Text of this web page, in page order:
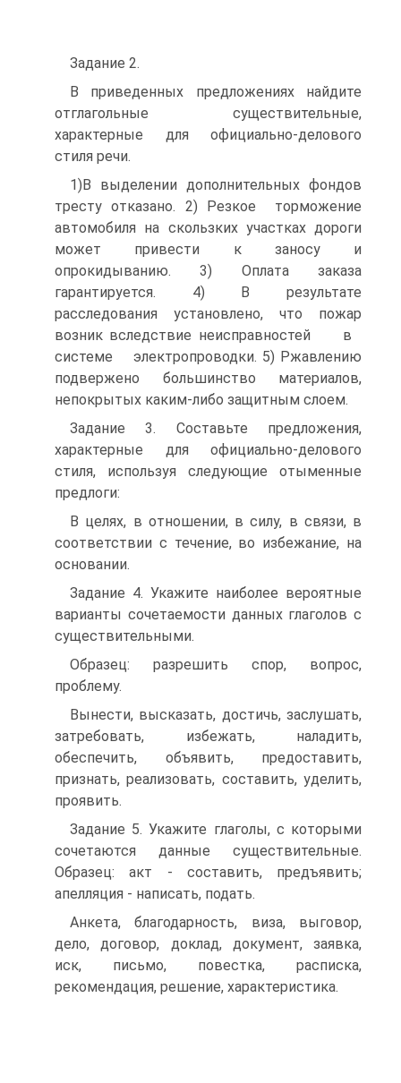
Задание 2.
В приведенных предложениях найдите
отглагольные существительные,
характерные для официально-делового
стиля речи.
1)В выделении дополнительных фондов
тресту отказано. 2) Резкое торможение
автомобиля на скользких участках дороги
может привести к заносу и
опрокидыванию. 3) Оплата заказа
гарантируется. 4) В результате
расследования установлено, что пожар
возник вследствие неисправностей в
системе электропроводки. 5) Ржавлению
подвержено большинство материалов,
непокрытых каким-либо защитным слоем.
Задание 3. Составьте предложения,
характерные для официально-делового
стиля, используя следующие отыменные
предлоги:
В целях, в отношении, в силу, в связи, в
соответствии с течение, во избежание, на
основании.
Задание 4. Укажите наиболее вероятные
варианты сочетаемости данных глаголов с
существительными.
Образец: разрешить спор, вопрос,
проблему.
Вынести, высказать, достичь, заслушать,
затребовать, избежать, наладить,
обеспечить, объявить, предоставить,
признать, реализовать, составить, уделить,
проявить.
Задание 5. Укажите глаголы, с которыми
сочетаются данные существительные.
Образец: акт - составить, предъявить;
апелляция - написать, подать.
Анкета, благодарность, виза, выговор,
дело, договор, доклад, документ, заявка,
иск, письмо, повестка, расписка,
рекомендация, решение, характеристика.